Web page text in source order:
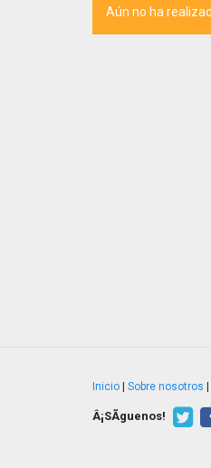
Aún no ha
Inicio Sobre nosotros
Â¡SÃ­guenos!